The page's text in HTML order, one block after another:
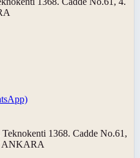
1368. Cadde No.61,
ANKARA